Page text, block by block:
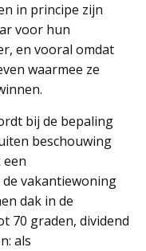
in principe zijn
voor hun
en vooral omdat
waarmee ze
bij de bepaling
beschouwing
vakantiewoning
dak in de
70 graden, dividend
als